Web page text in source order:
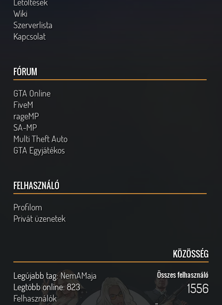
Wiki
Szerverlista
Kapcsolat
FÓRUM
GTA Online
FiveM
rageMP
SA-MP
Multi Theft Auto
GTA Egyjátékos
FELHASZNÁLÓ
Profilom
Privát üzenetek
KÖZÖSSÉG
Legújabb tag:NemAMaja
Legtöbb online:823
Felhasználók
Összes felhasználó
1556